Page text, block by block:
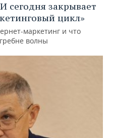
сегодня закрывает
цикл»
маркетинг и что
волны